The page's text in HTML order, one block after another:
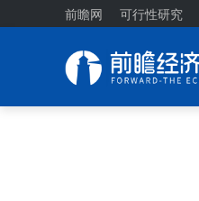
前瞻网 可行性研究